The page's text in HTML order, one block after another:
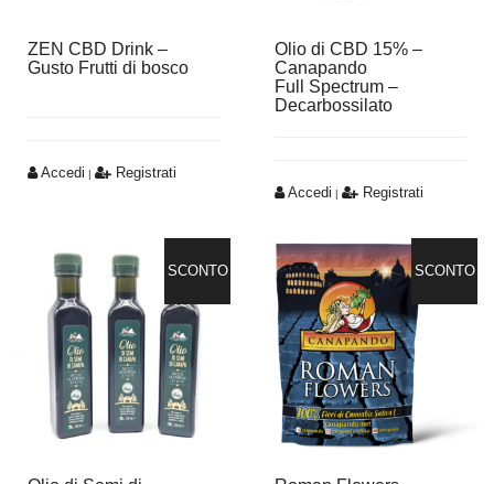
ZEN CBD Drink –
Gusto Frutti di bosco
Accedi | Registrati
Olio di CBD 15% –
Canapando
Full Spectrum –
Decarbossilato
Accedi | Registrati
SCONTO SCONTO